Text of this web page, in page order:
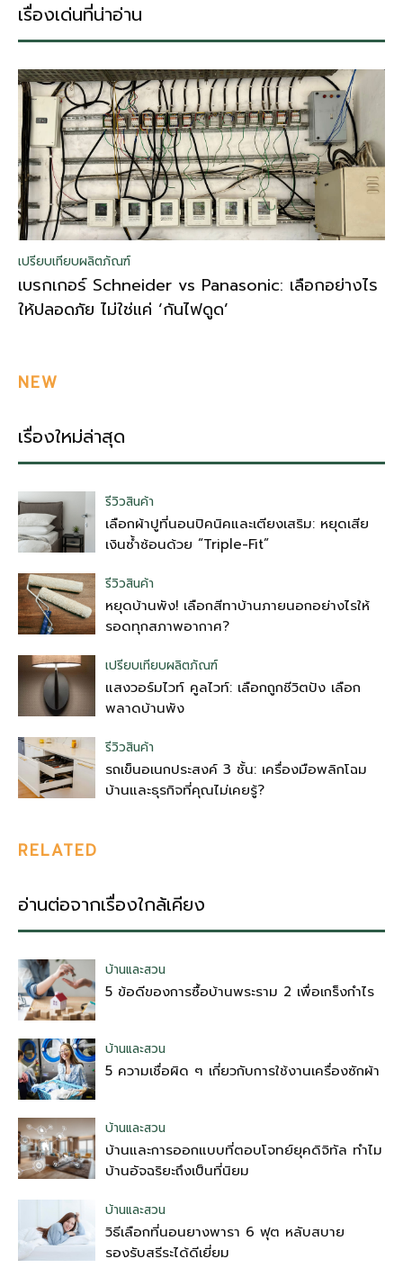
เรื่องเด่นที่น่าอ่าน
เปรียบเทียบผลิตภัณฑ์
เบรกเกอร์ Schneider vs Panasonic: เลือกอย่างไร
ให้ปลอดภัย ไม่ใช่แค่ ‘กันไฟดูด’
NEW
เรื่องใหม่ล่าสุด
รีวิวสินค้า
เลือกผ้าปูที่นอนปิคนิคและเตียงเสริม: หยุดเสีย
เงินซ้ำซ้อนด้วย “Triple-Fit”
รีวิวสินค้า
หยุดบ้านพัง! เลือกสีทาบ้านภายนอกอย่างไรให้
รอดทุกสภาพอากาศ?
เปรียบเทียบผลิตภัณฑ์
แสงวอร์มไวท์ คูลไวท์: เลือกถูกชีวิตปัง เลือก
พลาดบ้านพัง
รีวิวสินค้า
รถเข็นอเนกประสงค์ 3 ชั้น: เครื่องมือพลิกโฉม
บ้านและธุรกิจที่คุณไม่เคยรู้?
RELATED
อ่านต่อจากเรื่องใกล้เคียง
บ้านและสวน
5 ข้อดีของการซื้อบ้านพระราม 2 เพื่อเกร็งกำไร
บ้านและสวน
5 ความเชื่อผิด ๆ เกี่ยวกับการใช้งานเครื่องซักผ้า
บ้านและสวน
บ้านและการออกแบบที่ตอบโจทย์ยุคดิจิทัล ทำไม
บ้านอัจฉริยะถึงเป็นที่นิยม
บ้านและสวน
วิธีเลือกที่นอนยางพารา 6 ฟุต หลับสบาย
รองรับสรีระได้ดีเยี่ยม